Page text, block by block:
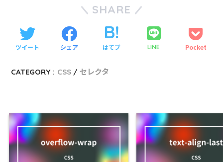
SHARE
ツイート シェア はてブ LINE Pocket
CATEGORY : CSS セレクタ